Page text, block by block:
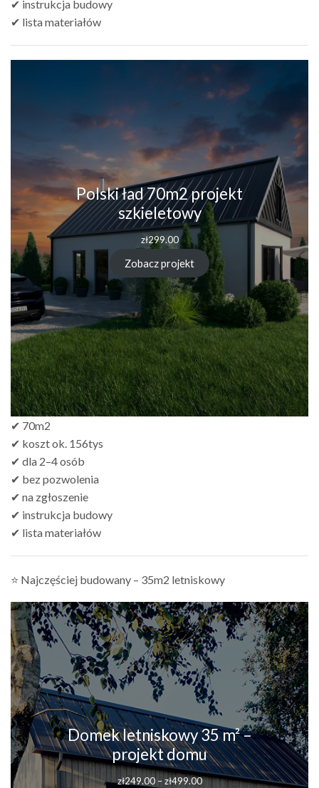
✔ instrukcja budowy
✔ lista materiałów
Polski ład 70m2 projekt
szkieletowy
zł299.00
Zobacz projekt
✔ 70m2
✔ koszt ok. 156tys
✔ dla 2–4 osób
✔ bez pozwolenia
✔ na zgłoszenie
✔ instrukcja budowy
✔ lista materiałów
⭐ Najczęściej budowany – 35m2 letniskowy
Domek letniskowy 35 m² –
projekt domu
zł249.00 – zł499.00Zakres